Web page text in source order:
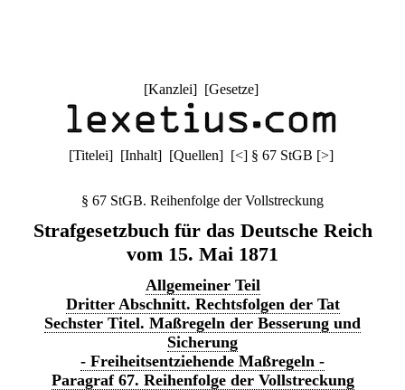
[Kanzlei] [Gesetze]
[Titelei] [Inhalt] [Quellen] [<] § 67 StGB [>]
§ 67 StGB. Reihenfolge der Vollstreckung
Strafgesetzbuch für das Deutsche Reich
vom 15. Mai 1871
Allgemeiner Teil
Dritter Abschnitt. Rechtsfolgen der Tat
Sechster Titel. Maßregeln der Besserung und
Sicherung
- Freiheitsentziehende Maßregeln -
Paragraf 67. Reihenfolge der Vollstreckung